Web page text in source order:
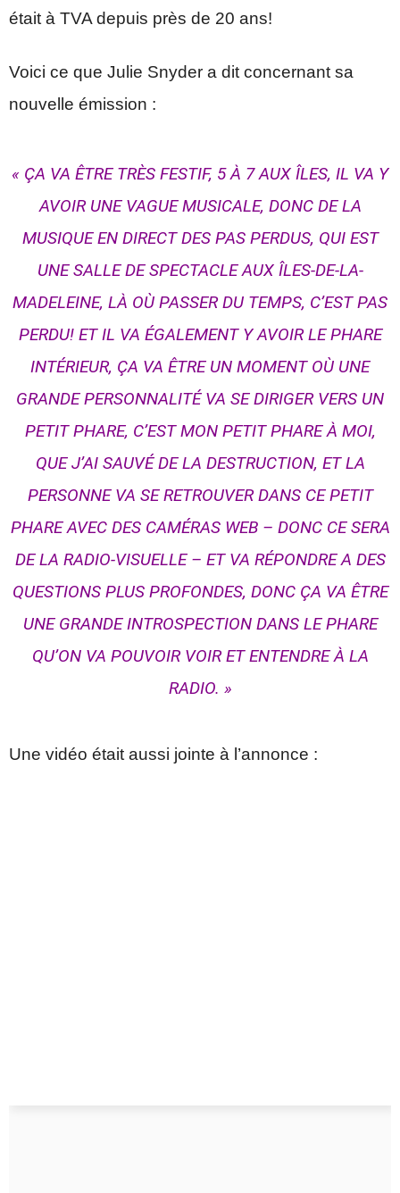
était à TVA depuis près de 20 ans!
Voici ce que Julie Snyder a dit concernant sa
nouvelle émission :
« ÇA VA ÊTRE TRÈS FESTIF, 5 À 7 AUX ÎLES, IL VA Y
AVOIR UNE VAGUE MUSICALE, DONC DE LA
MUSIQUE EN DIRECT DES PAS PERDUS, QUI EST
UNE SALLE DE SPECTACLE AUX ÎLES-DE-LA-
MADELEINE, LÀ OÙ PASSER DU TEMPS, C’EST PAS
PERDU! ET IL VA ÉGALEMENT Y AVOIR LEPHARE
INTÉRIEUR, ÇA VA ÊTRE UN MOMENT OÙ UNE
GRANDE PERSONNALITÉ VA SE DIRIGER VERS UN
PETIT PHARE, C’EST MON PETIT PHARE À MOI,
QUE J’AI SAUVÉ DE LA DESTRUCTION, ET LA
PERSONNE VA SE RETROUVER DANS CE PETIT
PHARE AVEC DES CAMÉRAS WEB – DONC CE SERA
DE LA RADIO-VISUELLE – ET VA RÉPONDRE A DES
QUESTIONS PLUS PROFONDES, DONC ÇA VA ÊTRE
UNE GRANDE INTROSPECTION DANS LE PHARE
QU’ON VA POUVOIR VOIR ET ENTENDRE À LA
RADIO. »
Une vidéo était aussi jointe à l’annonce :